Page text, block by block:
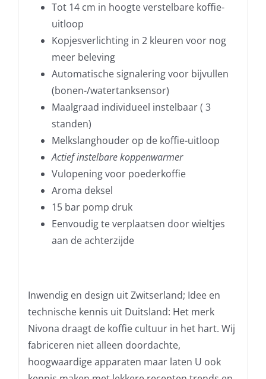
Tot 14 cm in hoogte verstelbare koffie-
uitloop
Kopjesverlichting in 2 kleuren voor nog
meer beleving
Automatische signalering voor bijvullen
(bonen-/watertanksensor)
Maalgraad individueel instelbaar ( 3
standen)
Melkslanghouder op de koffie-uitloop
Actief instelbare koppenwarmer
Vulopening voor poederkoffie
Aroma deksel
15 bar pomp druk
Eenvoudig te verplaatsen door wieltjes
aan de achterzijde
Inwendig en design uit Zwitserland; Idee en
technische kennis uit Duitsland: Het merk
Nivona draagt de koffie cultuur in het hart. Wij
fabriceren niet alleen doordachte,
hoogwaardige apparaten maar laten U ook